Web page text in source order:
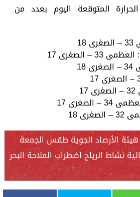
المتوقعة اليوم بعدد من
– الصغرى 17
17
18
الأرصاد الجوية طقس الجمعة
نشاط الرياح اضطراب الملاحة البحر